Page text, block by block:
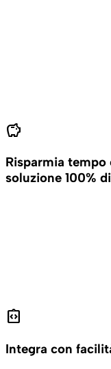
savings
Risparmia tempo
soluzione 100%
integration_instructions
Integra con